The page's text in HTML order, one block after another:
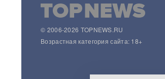
топовые вузы
Раскрыта схема массовой
атаки БПЛА ВСУ на Россию
© 2006-2026 TOPNEWS.RU
Возрастная категория сайта: 18+